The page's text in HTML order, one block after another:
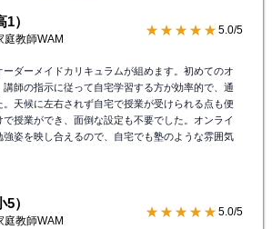
）
庭教師WAM
★★★★★ 5.0/5
ダーメイドカリキュラムが組めます。初めてのオ
師の指示に従って自宅学習する方が効率的で、通
天候に左右されず自宅で授業が受けられる点も便
授業ができ、面倒な設定も不要でした。オンライ
強姿を映し合えるので、自宅でも塾のような雰囲気
）
庭教師WAM
★★★★★ 5.0/5